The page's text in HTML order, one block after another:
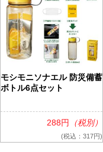
モシモニソナエル 防災備蓄
ボトル6点セット
288円 （税別）
(税込：317円)